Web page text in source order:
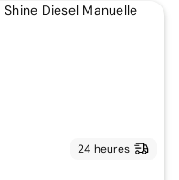
24 heures